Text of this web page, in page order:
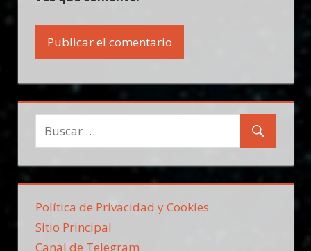
Política de Privacidad y Cookies
Sitio Principal
Canal de Telegram